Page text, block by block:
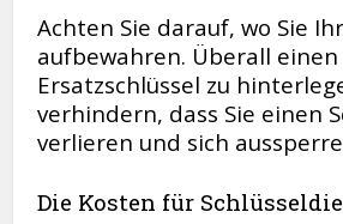
Achten Sie darauf, wo Sie
aufbewahren. Überall einen
Ersatzschlüssel zu
verhindern, dass Sie einen
verlieren und sich
Die Kosten für